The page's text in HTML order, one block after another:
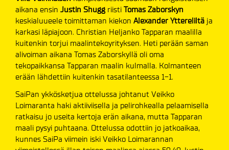
aikana ensin Justin Shugg riisti Tomas Zaborskyn
keskialuueele toimittaman kiekon Alexander Yttereliltä ja
karkasi läpiajoon. Christian Heljanko Tapparan maalilla
kuitenkin torjui maalintekoyrityksen. Heti perään saman
alivoiman aikana Tomas Zaborskyllä oli oma
tekopaikkansa Tapparan maalin kulmalla. Kolmanteen
erään lähdettiin kuitenkin tasatilanteessa 1-1.
SaiPan ykkösketjua ottelussa johtanut Veikko
Loimaranta haki aktiiviisella ja pelirohkealla pelaamisella
ratkaisu jo useita kertoja erän aikana, mutta Tapparan
maali pysyi puhtaana. Ottelussa odottiin jo jatkoaikaa,
kunnes SaiPa viimein iski Veikko Loimarannan